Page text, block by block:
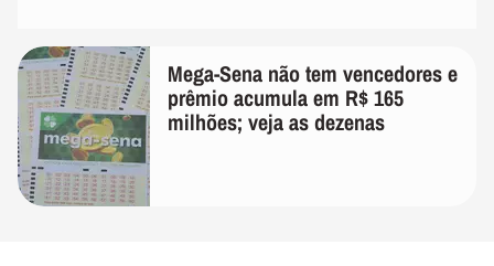
Mega-Sena não tem vencedores e
prêmio acumula em R$ 165
milhões; veja as dezenas